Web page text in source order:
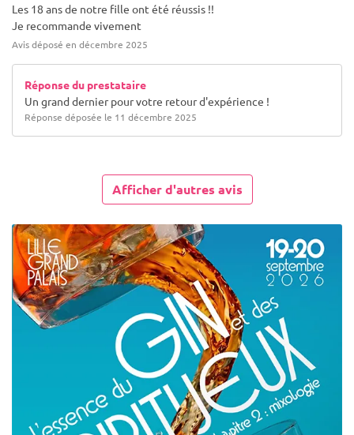
Les 18 ans de notre fille ont été réussis !!
Je recommande vivement
Avis déposé en décembre 2025
Réponse du prestataire
Un grand dernier pour votre retour d'expérience !
Réponse déposée le 11 décembre 2025
Afficher d'autres avis